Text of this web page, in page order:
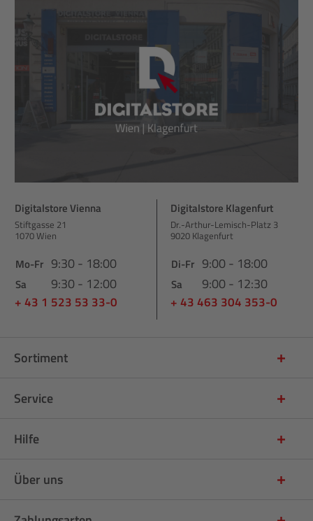
Digitalstore Vienna
Stiftgasse 21
1070 Wien
Mo-Fr 9:30 - 18:00
Sa 9:30 - 12:00
+ 43 1 523 53 33-0
Digitalstore Klagenfurt
Dr.-Arthur-Lemisch-Platz 3
9020 Klagenfurt
Di-Fr 9:00 - 18:00
Sa 9:00 - 12:30
+ 43 463 304 353-0
Sortiment
Service
Hilfe
Über uns